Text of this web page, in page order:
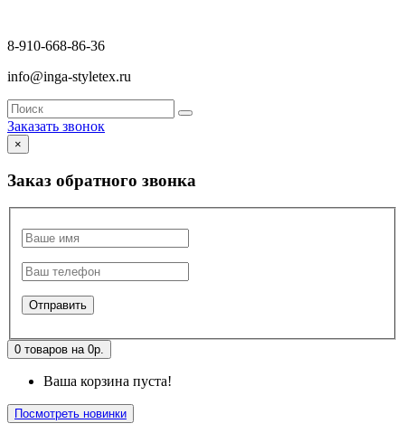
8-910-668-86-36
info@inga-styletex.ru
Заказать звонок
×
Заказ обратного звонка
0 товаров на 0р.
Ваша корзина пуста!
Посмотреть новинки